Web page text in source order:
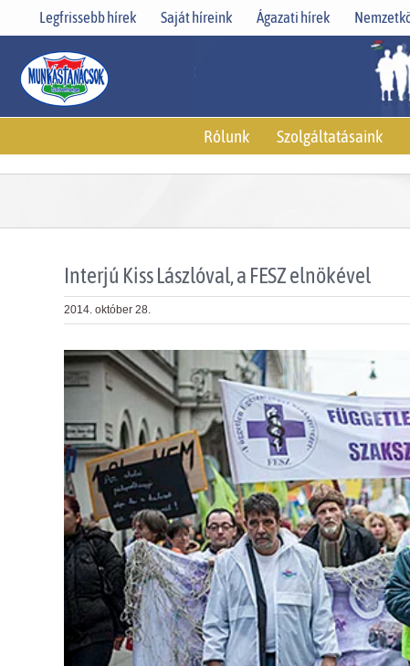
Legfrissebb hírek Saját híreink Ágazati hírek
Rólunk Szolgáltatásaink
Interjú Kiss Lászlóval, a FESZ elnökével
2014. október 28.
View
Larger
Image